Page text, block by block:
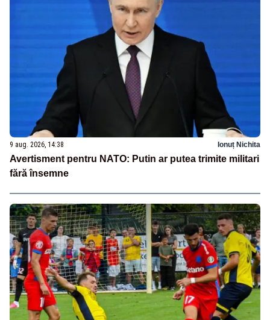
9 aug. 2026, 14:38 Ionuț Nichita
Avertisment pentru NATO: Putin ar putea trimite militari
fără însemne